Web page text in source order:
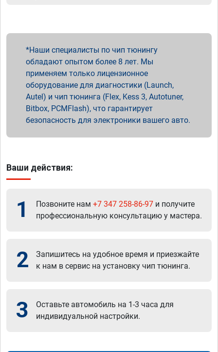
Наши специалисты по чип тюнингу
обладают опытом более 8 лет. Мы
применяем только лицензионное
оборудование для диагностики (Launch,
Autel) и чип тюнинга (Flex, Kess 3, Autotuner,
Bitbox, PCMFlash), что гарантирует
безопасность для электроники вашего авто.
Ваши действия:
1 Позвоните нам +7 347 258-86-97 и получите
профессиональную консультацию у мастера.
2
Запишитесь на удобное время и приезжайте
к нам в сервис на установку чип тюнинга.
3
Оставьте автомобиль на 1-3 часа для
индивидуальной настройки.